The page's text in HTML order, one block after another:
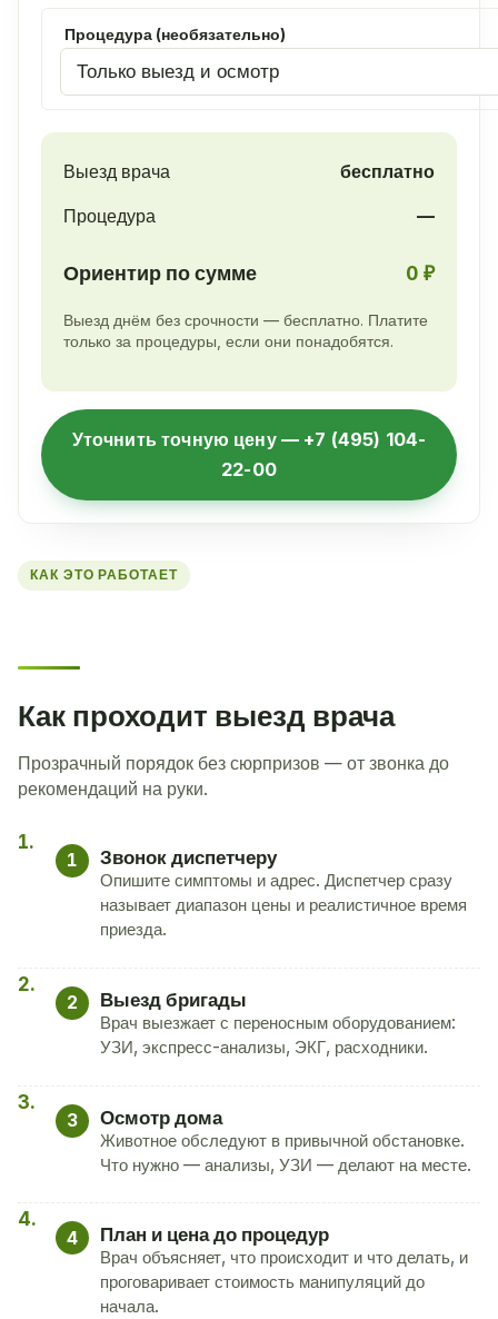
Процедура (необязательно)
Выезд врача бесплатно
Процедура —
Ориентир по сумме 0 ₽
Выезд днём без срочности — бесплатно. Платите
только за процедуры, если они понадобятся.
Уточнить точную цену — +7 (495) 104-
22-00
КАК ЭТО РАБОТАЕТ
Как проходит выезд врача
Прозрачный порядок без сюрпризов — от звонка до
рекомендаций на руки.
1 Звонок диспетчеру
Опишите симптомы и адрес. Диспетчер сразу
называет диапазон цены и реалистичное время
приезда.
2 Выезд бригады
Врач выезжает с переносным оборудованием:
УЗИ, экспресс-анализы, ЭКГ, расходники.
3 Осмотр дома
Животное обследуют в привычной обстановке.
Что нужно — анализы, УЗИ — делают на месте.
4 План и цена до процедур
Врач объясняет, что происходит и что делать, и
проговаривает стоимость манипуляций до
начала.